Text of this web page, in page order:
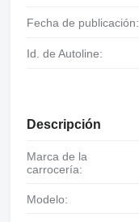
Fecha de publicación:
Id. de Autoline:
Descripción
Marca de la
carrocería:
Modelo: